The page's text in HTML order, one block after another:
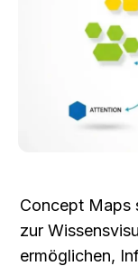
Concept Maps
zur
ermöglichen,